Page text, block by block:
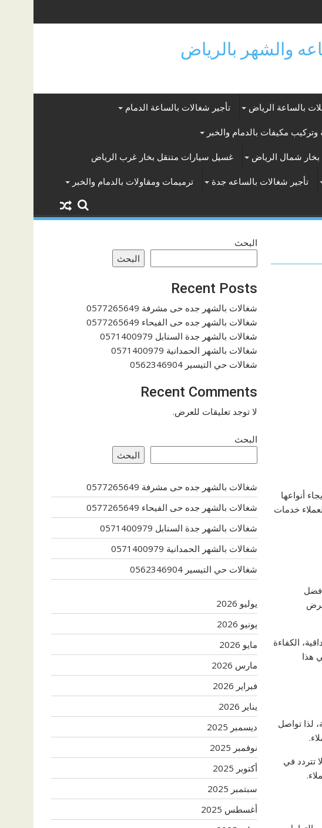
بالساعة الرياض تأجير شغالات بالساعة الدمام
وتركيب مكيفات بالدمام والخبر
شمال الرياض غسيل سيارات متنقل بخار غرب الرياض
تأجير شغالات بالساعه جدة ترميمات ومقاولات بالدمام والخبر
أنواعها
خدمات
الكفاءة
هذا
لذا تواصل
تتردد في
البحث
البحث
Recent Posts
شغالات بالشهر جده حى مشرفة 0577265649
شغالات بالشهر جده حى الفيحاء 0577265649
شغالات بالشهر جدة السنابل 0571400979
شغالات بالشهر الحمدانية 0571400979
شغالات حي التيسير 0562346904
Recent Comments
لا توجد تعليقات للعرض.
البحث
البحث
شغالات بالشهر جده حى مشرفة 0577265649
شغالات بالشهر جده حى الفيحاء 0577265649
شغالات بالشهر جدة السنابل 0571400979
شغالات بالشهر الحمدانية 0571400979
شغالات حي التيسير 0562346904
يوليو 2026
يونيو 2026
مايو 2026
مارس 2026
فبراير 2026
يناير 2026
ديسمبر 2025
نوفمبر 2025
أكتوبر 2025
سبتمبر 2025
أغسطس 2025